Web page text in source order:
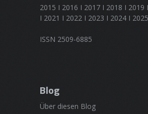
2015 I 2016 I 2017 I 2018 I 2019
I 2021 I 2022 I 2023 I 2024 I 2025
ISSN 2509-6885
Blog
Über diesen Blog